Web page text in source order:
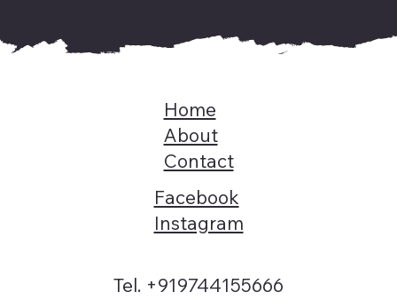
Tel. +919744155666
Home
About
Contact
Facebook
Instagram